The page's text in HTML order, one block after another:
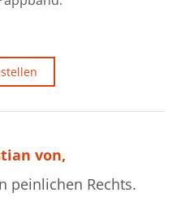
von,
peinlichen Rechts.